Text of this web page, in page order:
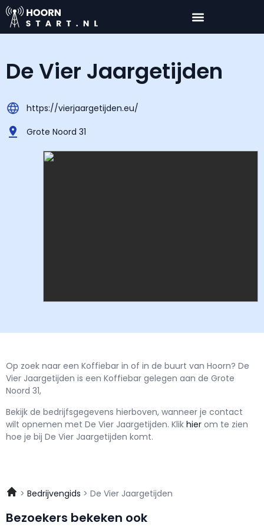
De Vier Jaargetijden
https://vierjaargetijden.eu/
Grote Noord 31
Op zoek naar een Koffiebar in of in de buurt van Hoorn? De
Vier Jaargetijden is een Koffiebar gelegen aan de Grote
Noord 31,
Bekijk de bedrijfsgegevens hierboven, wanneer je contact
wilt opnemen met De Vier Jaargetijden. Klik hier om te zien
hoe je bij De Vier Jaargetijden komt.
Bedrijvengids De Vier Jaargetijden
Bezoekers bekeken ook